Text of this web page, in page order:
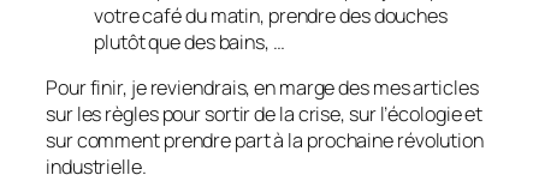
votre café du matin, prendre des douches
plutôt que des bains, …
Pour finir, je reviendrais, en marge des mes articles
sur les règles pour sortir de la crise, sur l’écologie et
sur comment prendre part à la prochaine révolution
industrielle.